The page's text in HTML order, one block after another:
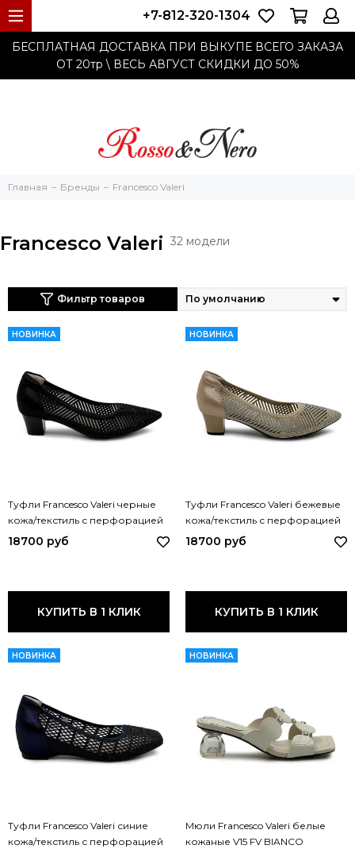
БЕСПЛАТНАЯ ДОСТАВКА ПРИ ВЫКУПЕ ВСЕГО ЗАКАЗА
ОТ 20тр \ ВЕСЬ АВГУСТ СКИДКИ ДО 50%
+7-812-320-1304
Главная Бренды Francesco Valeri
Francesco Valeri 32 модели
Фильтр товаров
НОВИНКА
Туфли Francesco Valeri черные
кожа/текстиль с перфорацией
V83 FV NERO
18700 руб
КУПИТЬ В 1 КЛИК
НОВИНКА
Туфли Francesco Valeri бежевые
кожа/текстиль с перфорацией
V83 FV BEIGE
18700 руб
КУПИТЬ В 1 КЛИК
НОВИНКА
Туфли Francesco Valeri синие
кожа/текстиль с перфорацией
НОВИНКА
Мюли Francesco Valeri белые
кожаные V15 FV BIANCO